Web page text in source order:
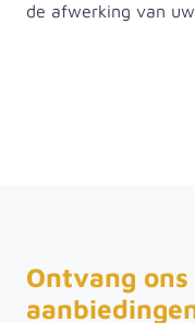
de afwerking van
Ontvang